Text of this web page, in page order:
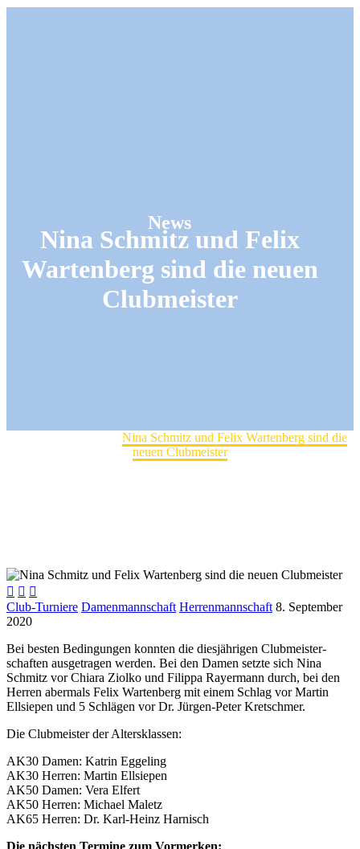
News
Nina Schmitz und Felix
Wartenberg sind die neuen
Clubmeister
Nina Schmitz und Felix Wartenberg sind die
neuen Clubmeister
  
Club-Turniere Damenmannschaft Herrenmannschaft 8. September
2020
Bei besten Bedin­gun­gen kon­nten die diesjähri­gen Club­meis­ter­
schaften aus­ge­tra­gen wer­den. Bei den Damen set­zte sich Nina
Schmitz vor Chiara Ziolko und Fil­ip­pa Ray­er­mann durch, bei den
Her­ren aber­mals Felix Warten­berg mit einem Schlag vor Mar­tin
Ellsiepen und 5 Schlä­gen vor Dr. Jür­­gen-Peter Kretschmer.
Die Club­meis­ter der Altersklassen:
AK30 Damen: Katrin Eggeling
AK30 Her­ren: Mar­tin Ellsiepen
AK50 Damen: Vera Elfert
AK50 Her­ren: Michael Maletz
AK65 Her­ren: Dr. Karl-Heinz Harnisch
Die näch­sten Ter­mine zum Vormerken: